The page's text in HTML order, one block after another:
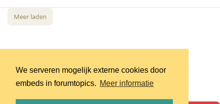
We serveren mogelijk externe cookies door
embeds in forumtopics. Meer informatie
Meer laden